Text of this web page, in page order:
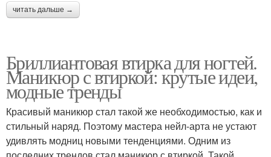
читать дальше →
Бриллиантовая втирка для ногтей.
Маникюр с втиркой: крутые идеи,
модные тренды
Красивый маникюр стал такой же необходимостью, как и
стильный наряд. Поэтому мастера нейл-арта не устают
удивлять модниц новыми тенденциями. Одним из